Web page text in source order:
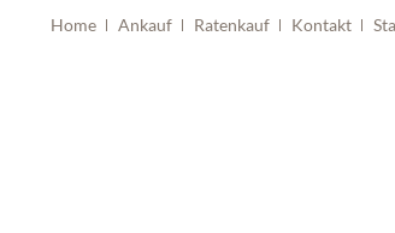
Home Ankauf Ratenkauf Kontakt